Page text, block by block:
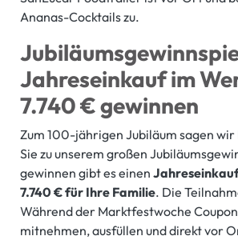
Ananas-Cocktails zu.
Jahreseinkauf im
7.740 € gewinnen
Zum 100-jährigen Jubiläum sagen wir
Sie zu unserem großen
gewinnen gibt es einen
7.740 € für Ihre Familie. Die
Während der Marktfestwoche
mitnehmen, ausfüllen und direkt vor